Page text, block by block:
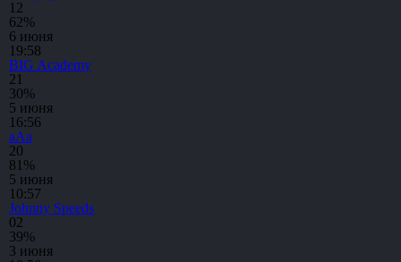
1 2
62%
6 июня
19:58
BIG Academy
21
30%
5 июня
16:56
aAa
20
81%
5 июня
10:57
Johnny Speeds
02
39%
3 июня